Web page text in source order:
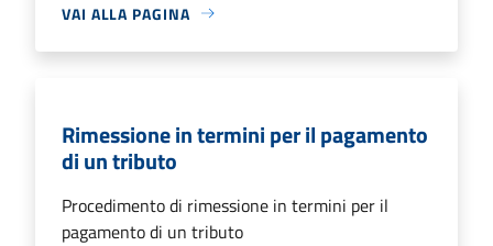
VAI ALLA PAGINA
Rimessione in termini per il pagamento
di un tributo
Procedimento di rimessione in termini per il
pagamento di un tributo